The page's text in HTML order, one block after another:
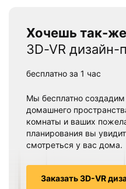
Хочешь так-
3D-VR дизайн-
бесплатно за 1 час
Мы бесплатно
домашнего
комнаты и ваших
планирования вы
смотреться у вас дома.
Заказать 3D-VR